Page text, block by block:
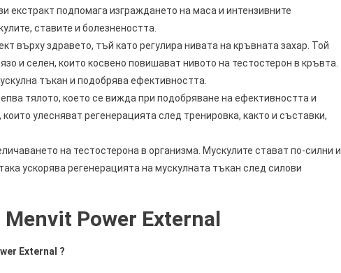
екстракт подпомага изграждането на маса и интензивните
ставите и болезнеността.
върху здравето, тъй като регулира нивата на кръвната захар. Той
и селен, които косвено повишават нивото на тестостерон в кръвта.
тъкан и подобрява ефективността.
тялото, което се вижда при подобряване на ефективността и
улесняват регенерацията след тренировка, както и съставки,
на тестостерона в организма. Мускулите стават по-силни и
ускорява регенерацията на мускулната тъкан след силови
Power External
External ?